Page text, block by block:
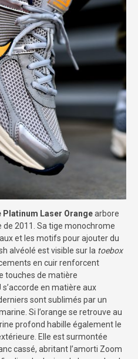
Platinum Laser Orangearbore
de 2011. Sa tige monochrome
et les motifs pour ajouter du
alvéolé est visible sur la toebox
en cuir renforcent
touches de matière
en matière aux
sont sublimés par un
Si l’orange se retrouve au
profond habille également le
Elle est surmontée
cassé, abritant l’amorti Zoom